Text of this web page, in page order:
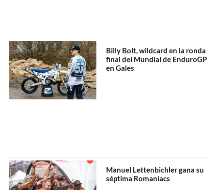
Billy Bolt, wildcard en la ronda
final del Mundial de EnduroGP
en Gales
Manuel Lettenbichler gana su
séptima Romaniacs